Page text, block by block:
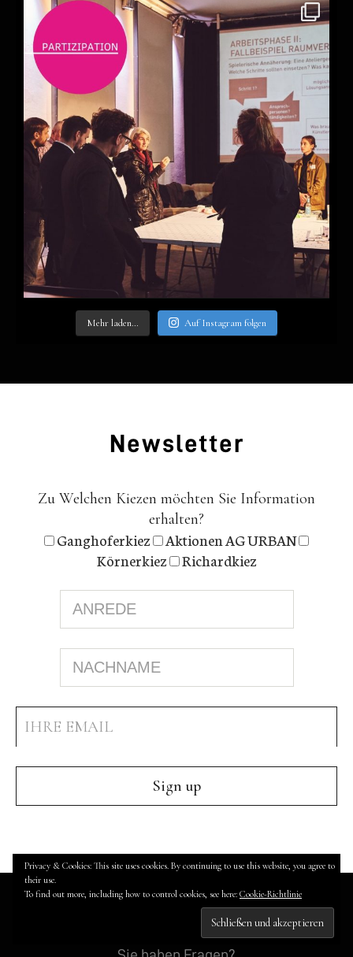
Mehr laden… Auf Insta­gram fol­gen
News­let­ter
Zu Welchen Kiezen möchten Sie Information
erhalten?
Ganghoferkiez
Aktionen AG URBAN
Körnerkiez
Richardkiez
Privacy & Cookies: This site uses cookies. By continuing to use this website, you agree to
their use.
To find out more, including how to control cookies, see here: Cookie-Richtlinie